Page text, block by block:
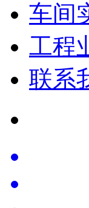
车间
工程
联系